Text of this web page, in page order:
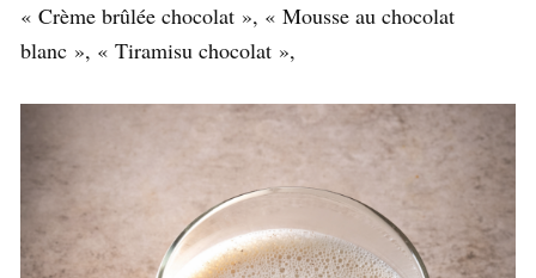
« Crème brûlée chocolat », « Mousse au chocolat
blanc », « Tiramisu chocolat »,